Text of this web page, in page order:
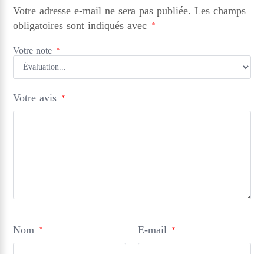
Votre adresse e-mail ne sera pas publiée. Les champs
obligatoires sont indiqués avec *
Votre note *
Votre avis *
Nom * E-mail *